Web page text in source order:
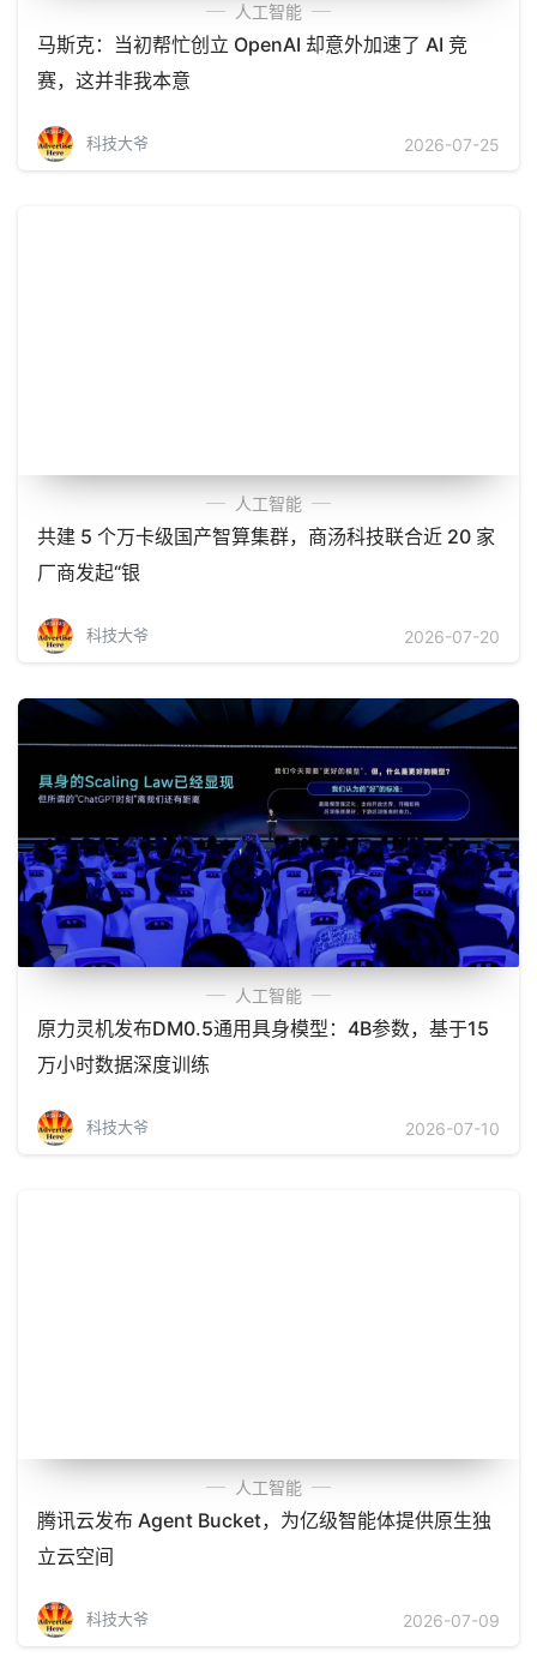
人工智能
马斯克：当初帮忙创立 OpenAI 却意外加速了 AI 竞
赛，这并非我本意
科技大爷 2026-07-25
人工智能
共建 5 个万卡级国产智算集群，商汤科技联合近 20 家
厂商发起“银
科技大爷 2026-07-20
人工智能
原力灵机发布DM0.5通用具身模型：4B参数，基于15
万小时数据深度训练
科技大爷 2026-07-10
人工智能
腾讯云发布 Agent Bucket，为亿级智能体提供原生独
立云空间
科技大爷 2026-07-09